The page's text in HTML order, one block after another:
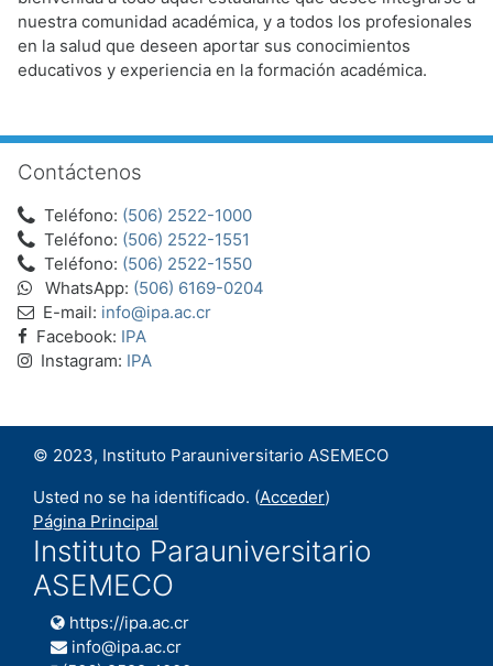
nuestra comunidad académica, y a todos los profesionales
en la salud que deseen aportar sus conocimientos
educativos y experiencia en la formación académica.
Salta Contáctenos
Contáctenos
Teléfono: (506) 2522-1000
Teléfono: (506) 2522-1551
Teléfono: (506) 2522-1550
WhatsApp: (506) 6169-0204
E-mail: info@ipa.ac.cr
Facebook: IPA
Instagram: IPA
© 2023, Instituto Parauniversitario ASEMECO
Usted no se ha identificado. (Acceder)
Página Principal
Instituto Parauniversitario
ASEMECO
https://ipa.ac.cr
info@ipa.ac.cr